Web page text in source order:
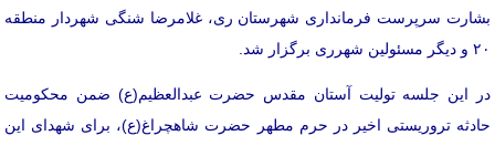
بشارت سرپرست فرمانداری شهرستان ری، غلامرضا شنگی شهردار منطقه
۲۰ و دیگر مسئولین شهرری برگزار شد.
در این جلسه تولیت آستان مقدس حضرت عبدالعظیم(ع) ضمن محکومیت
حادثه تروریستی اخیر در حرم مطهر حضرت شاهچراغ(ع)، برای شهدای این